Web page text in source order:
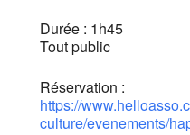
Durée : 1h45
Tout public
Réservation :
https://
culture/evenements/